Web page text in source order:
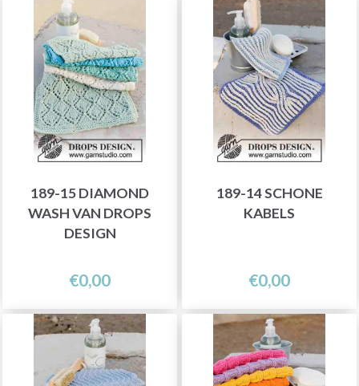
189-15 DIAMOND
WASH VAN DROPS
DESIGN
€0,00
189-14 SCHONE
KABELS
€0,00